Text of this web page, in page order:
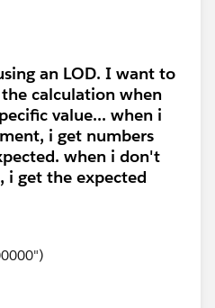
an LOD. I want to
calculation when
value... when i
i get numbers
when i don't
i get the expected